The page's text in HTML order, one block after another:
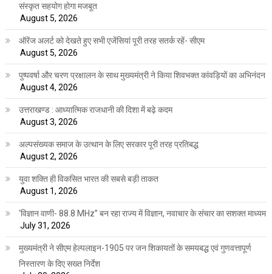
संस्कृत सहयोग होगा मजबूत
August 5, 2026
ऑरेंज अलर्ट को देखते हुए सभी एजेंसियां पूरी तरह सतर्क रहें- सीएम
August 5, 2026
पुष्पवर्षा और चरण प्रक्षालन के साथ मुख्यमंत्री ने किया शिवभक्त कांवड़ियों का अभिनंदन
August 4, 2026
उत्तराखण्ड : आध्यात्मिक राजधानी की दिशा में बढ़े कदम
August 3, 2026
अल्पसंख्यक समाज के उत्थान के लिए सरकार पूरी तरह प्रतिबद्ध
August 2, 2026
युवा शक्ति ही विकसित भारत की सबसे बड़ी ताकत
August 1, 2026
‘विज्ञान वाणी- 88.8 MHz” बन रहा राज्य में विज्ञान, नवाचार के संचार का सशक्त माध्यम
July 31, 2026
मुख्यमंत्री ने सीएम हेल्पलाइन-1905 पर जन शिकायतों के समयबद्ध एवं गुणवत्तापूर्ण
निस्तारण के दिए सख्त निर्देश